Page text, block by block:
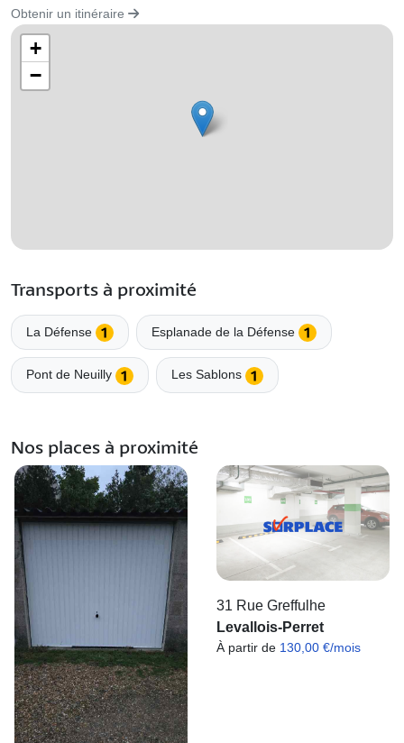
Obtenir un itinéraire
+
−
Transports à proximité
La Défense Esplanade de la Défense
Pont de Neuilly Les Sablons
Nos places à proximité
31 Rue Greffulhe
Levallois-Perret
À partir de 130,00 €/mois